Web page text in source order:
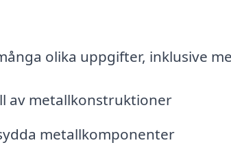
olika uppgifter, inklusive
av metallkonstruktioner
metallkomponenter